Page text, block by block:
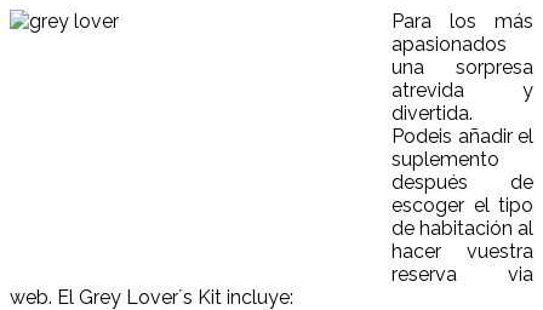
Para los más
apasionados
una sorpresa
atrevida y
divertida.
Podeis añadir el
suplemento
después de
escoger el tipo
de habitación al
hacer vuestra
reserva via
web. El Grey Lover´s Kit incluye: